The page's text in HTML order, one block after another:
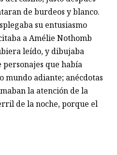
de burdeos y blanco.
su entusiasmo
a Amélie Nothomb
leído, y dibujaba
personajes que había
mundo adiante; anécdotas
la atención de la
de la noche, porque el